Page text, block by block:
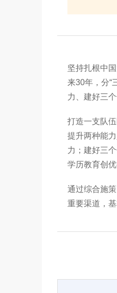
坚持扎根中
来30年，分“
力、建好三
打造一支队
提升两种能
力；建好三
学历教育创
通过综合施
重要渠道，